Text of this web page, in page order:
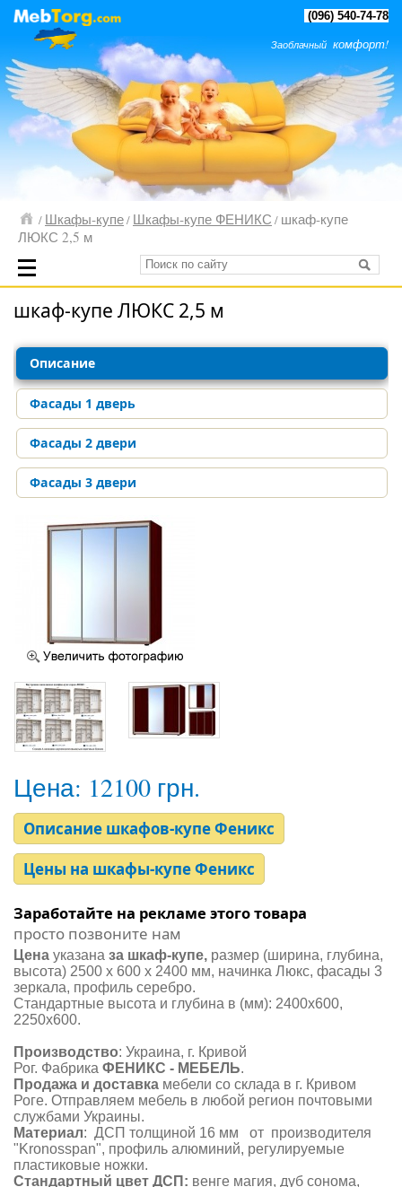
(096) 540-74-78
Заоблачный комфорт!
/ Шкафы-купе/ Шкафы-купе ФЕНИКС / шкаф-купе
ЛЮКС 2,5 м
шкаф-купе ЛЮКС 2,5 м
Описание
Фасады 1 дверь
Фасады 2 двери
Фасады 3 двери
Цена: 12100 грн.
Описание шкафов-купе Феникс
Цены на шкафы-купе Феникс
Заработайте на рекламе этого товара
просто позвоните нам
Цена указана за шкаф-купе, размер (ширина, глубина,
высота) 2500 х 600 х 2400 мм, начинка Люкс, фасады 3
зеркала, профиль серебро.
Стандартные высота и глубина в (мм): 2400х600,
2250х600.
Производство: Украина, г. Кривой
Рог. Фабрика ФЕНИКС - МЕБЕЛЬ.
Продажа и доставка мебели со склада в г. Кривом
Роге. Отправляем мебель в любой регион почтовыми
службами Украины.
Материал: ДСП толщиной 16 мм от производителя
"Kronosspan", профиль алюминий, регулируемые
пластиковые ножки.
Стандартный цвет ДСП : венге магия, дуб сонома,